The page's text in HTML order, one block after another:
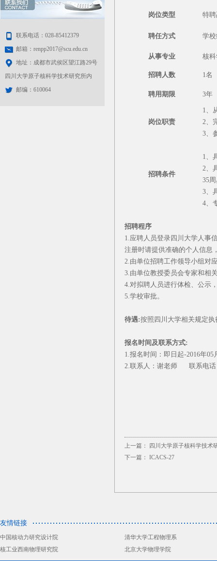
联系电话：028-85412379
邮箱：renpp2017@scu.edu.cn
地址：成都市武侯区望江路29号
四川大学原子核科学技术研究所内
邮编：610064
岗位类型 特
聘任方式 学
从事专业 核
招聘人数 1名
聘用期限 3年
岗位职责
1、
2、
3、
招聘条件
1、
2、
35
3、
4、
招聘程序
1.应聘人员登录四川大学人事
注册时请提供准确的个人信息
2.由单位招聘工作领导小组对
3.由单位教授委员会专家和相
4.对拟聘人员进行体检、公示
5.学校审批。
待遇:按照四川大学相关规定执
报名时间及联系方式:
1.报名时间：即日起-2016年05
2.联系人：谢老师 联系电话
上一篇：
四川大学原子核科学技术
下一篇： ICACS-27
友情链接
中国核动力研究设计院
清华大学工程物理系
核工业西南物理研究院
北京大学物理学院